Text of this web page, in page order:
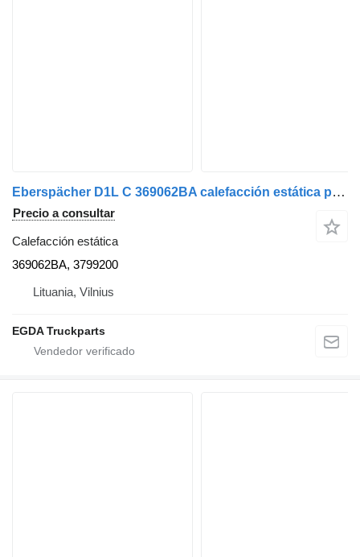
Eberspächer D1L C 369062BA calefacción estática para cabeza tractora
Precio a consultar
Calefacción estática
369062BA, 3799200
Lituania, Vilnius
EGDA Truckparts